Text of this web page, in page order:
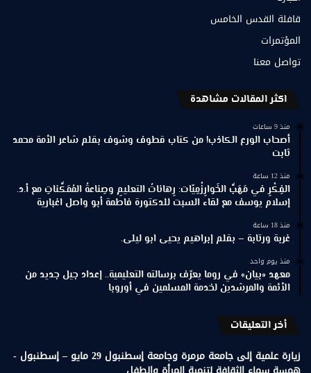
قافلة القدس الخامس
المؤتمرات
تواصل معنا
اكثر المقالات مشاهدة
منذ 9 ساعات
أصحاب الورع الكاذب! من كتاب قطوف وشوف بقلم شاعر الأمة محمد
ثابت
منذ 12 ساعة
الفِكْرِ في مَهَبِّ الخَوارِزْمِيّات: رِهاناتُ التعليمِ وصِناعةُ المُمَكِّناتِ مع أ.د.
إسلام يوسف مع لقاء السبت للدكتورة فاطمة أبو واصل اغبارية
منذ 18 ساعة
غربة ورتابة – بقلم إبراهيم يحيى ابو ليلى.
منذ يوم واحد
معهد «بيان» في روما يعرّف برسالته التعليمية.. إعداد جيل جديد من
الأئمة والمرشدين لخدمة المسلمين في أوروبا
أخر التعليقات
زيارة علمية إلى جامعة مرمرة وجامعة إسطنبول 29 مايو – إسطنبول -